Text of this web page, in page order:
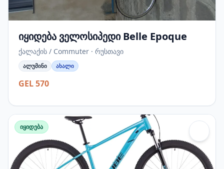
იყიდება ველოსიპედი Belle Epoque
ქალაქის / Commuter · რუსთავი
ალუმინი ახალი
GEL 570
იყიდება